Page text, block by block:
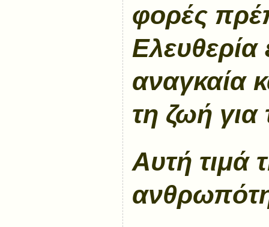
φορές
Ελευθερία
αναγκαία
τη ζωή
Αυτή τιμά